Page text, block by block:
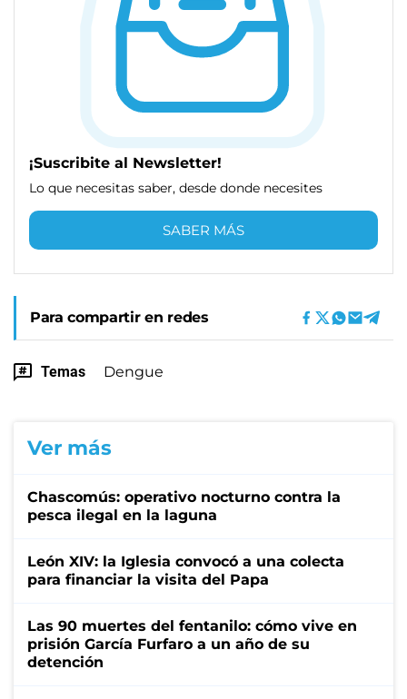
¡Suscribite al Newsletter!
Lo que necesitas saber, desde donde necesites
SABER MÁS
Para compartir en redes
Temas Dengue
Ver más
Chascomús: operativo nocturno contra la
pesca ilegal en la laguna
León XIV: la Iglesia convocó a una colecta
para financiar la visita del Papa
Las 90 muertes del fentanilo: cómo vive en
prisión García Furfaro a un año de su
detención